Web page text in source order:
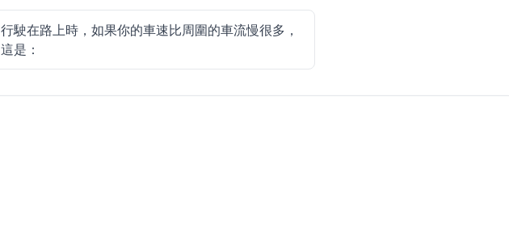
行駛在路上時，如果你的車速比周圍的車流慢很多，
這是：